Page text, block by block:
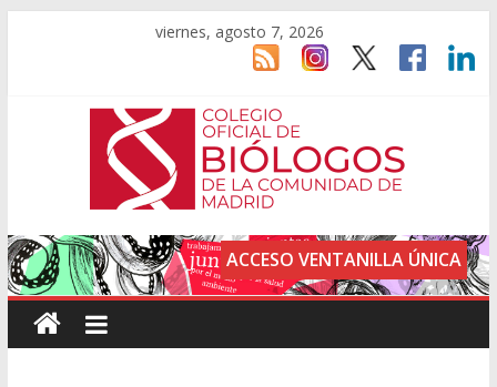
viernes, agosto 7, 2026
ACCESO VENTANILLA ÚNICA